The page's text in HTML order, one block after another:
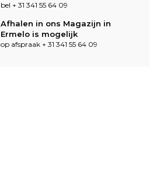
bel + 31 341 55 64 09
Afhalen in ons Magazijn in
Ermelo is mogelijk
op afspraak + 31 341 55 64 09